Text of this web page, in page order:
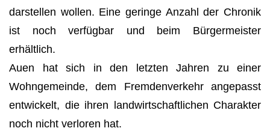
darstellen wollen. Eine geringe Anzahl der Chronik
ist noch verfügbar und beim Bürgermeister
erhältlich.
Auen hat sich in den letzten Jahren zu einer
Wohngemeinde, dem Fremdenverkehr angepasst
entwickelt, die ihren landwirtschaftlichen Charakter
noch nicht verloren hat.